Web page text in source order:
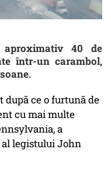
40 de
într-un carambol,
după ce o furtună de
cu mai multe
a
legistului John